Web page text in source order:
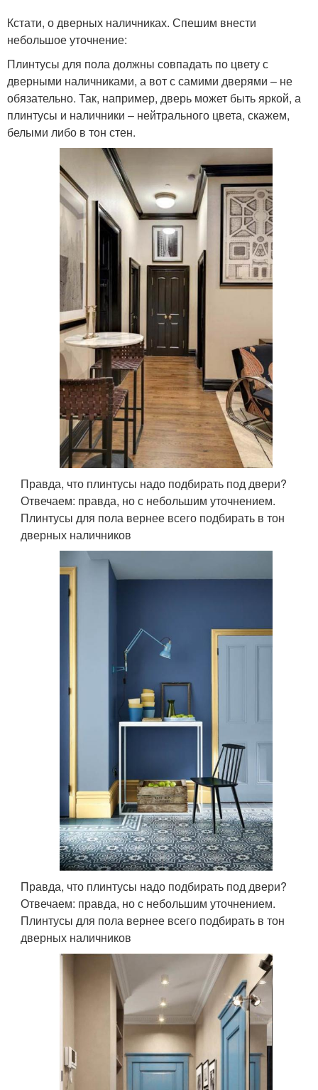
Кстати, о дверных наличниках. Спешим внести
небольшое уточнение:
Плинтусы для пола должны совпадать по цвету с
дверными наличниками, а вот с самими дверями – не
обязательно. Так, например, дверь может быть яркой, а
плинтусы и наличники – нейтрального цвета, скажем,
белыми либо в тон стен.
Правда, что плинтусы надо подбирать под двери?
Отвечаем: правда, но с небольшим уточнением.
Плинтусы для пола вернее всего подбирать в тон
дверных наличников
Правда, что плинтусы надо подбирать под двери?
Отвечаем: правда, но с небольшим уточнением.
Плинтусы для пола вернее всего подбирать в тон
дверных наличников